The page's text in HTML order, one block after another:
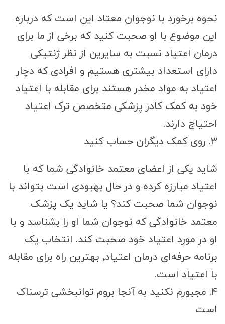
نحوه برخورد با نوجوان معتاد این است که درباره
این موضوع با او صحبت کنید که برخی از ما برای
درمان اعتیاد نسبت به سایرین از نظر ژنتیکی
دارای استعداد بیشتری هستیم و افرادی که دچار
اعتیاد به مواد مخدر هستند برای مقابله با اعتیاد
خود به کمک کادر پزشکی متخصص ترک اعتیاد
احتیاج دارند.
۳. روی کمک دیگران حساب کنید
شاید یکی از اعضای معتمد خانوادگی شما که با
اعتیاد مبارزه کرده و در حال بهبودی است بتواند با
نوجوان شما صحبت کند؟ یا شاید یک پزشک
معتمد خانوادگی که نوجوان شما او را بشناسد و با
او در مورد اعتیاد خود صحبت کند. انتخاب یک
برنامه حرفه‌ای درمان اعتیاد٬ بهترین راه برای مقابله
با اعتیاد است.
۴. مجبورم نکنید به آنجا بروم توانبخشی ترسناک
است